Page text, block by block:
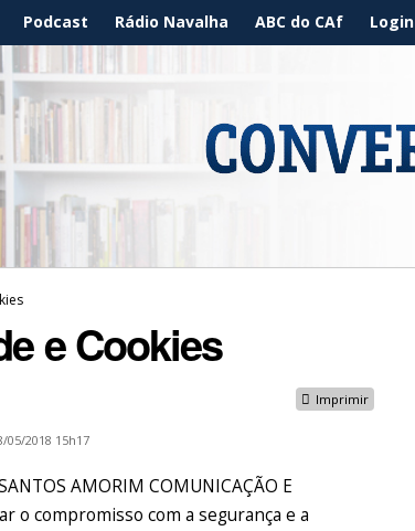
Podcast Rádio Navalha ABC do CAf Login
e Cookies
Imprimir
05/2018 15h17
AMORIM COMUNICAÇÃO E
o compromisso com a segurança e a